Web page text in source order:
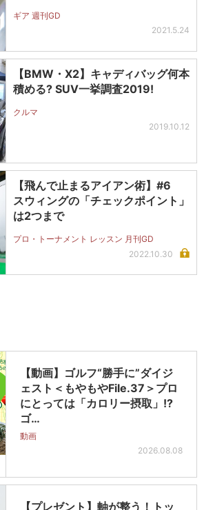
ギア 週刊GD
2021.5.24
【BMW・X2】キャディバッグ何本
積める? SUV一挙調査2019!
クルマ
2019.10.12
【飛んで止まるアイアン術】#6
スウィングの「チェックポイント」
は2つまで
プロ・トーナメント レッスン 月刊GD
2022.10.30
【動画】ゴルフ“勝手に”ダイジ
ェスト＜もやもやFile.37＞プロ
にとっては「カロリー摂取」!?
ゴ…
動画
2026.08.08
【プレゼント】軸が整う！トッ